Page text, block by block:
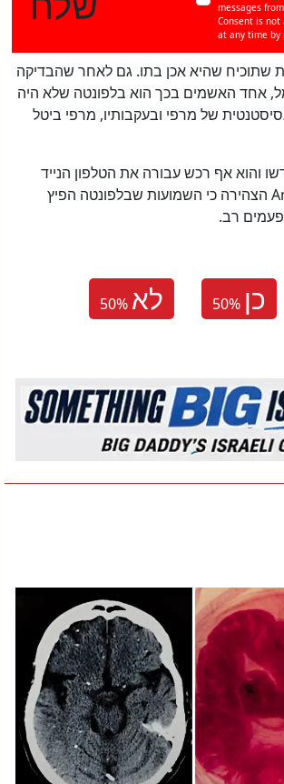
messages
Consent is not
at any time by
שתוכיח שהיא אכן בתו. גם לאחר שהבדיקה
אחד האשמים בכך הוא בלפונטה שלא היה
של מרפי ובעקבותיו, מרפי ביטל
והוא אף רכש עבורה את הטלפון הנייד
הצהירה כי השמועות שבלפונטה הפיץ
רב.
50% לא 50% כן